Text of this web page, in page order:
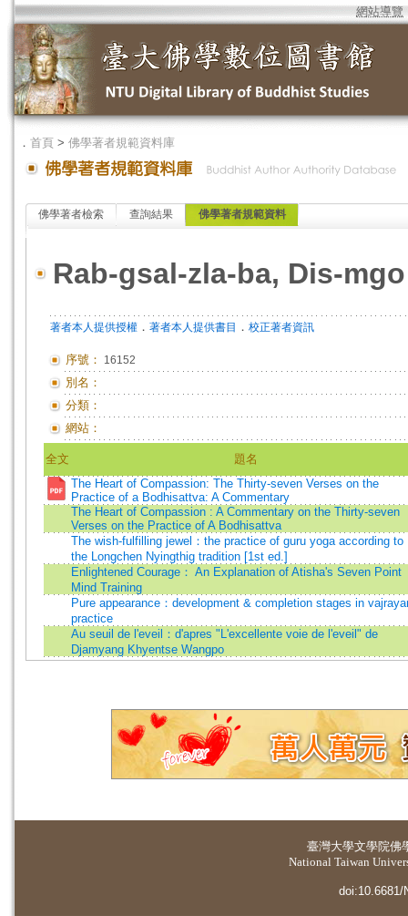
網站導覽
． 首頁 > 佛學著者規範資料庫
佛學著者檢索 查詢結果 佛學著者規範資料
Rab-gsal-zla-ba, Dis-
著者本人提供授權 ． 著者本人提供書目 ． 校正著者資訊
序號： 16152
別名：
分類：
網站：
全文
題名
The Heart of Compassion: The Thirty-seven Verses on the
Practice of a Bodhisattva: A Commentary
The Heart of Compassion : A Commentary on the Thirty-seven
Verses on the Practice of A Bodhisattva
The wish-fulfilling jewel：the practice of guru yoga according to
the Longchen Nyingthig tradition [1st ed.]
Enlightened Courage： An Explanation of Atisha's Seven Point
Mind Training
Pure appearance：development & completion stages in
practice
Au seuil de l'eveil：d'apres "L'excellente voie de l'eveil" de
Djamyang Khyentse Wangpo
臺灣大學文學院佛
National Taiwan
doi:10.6681/